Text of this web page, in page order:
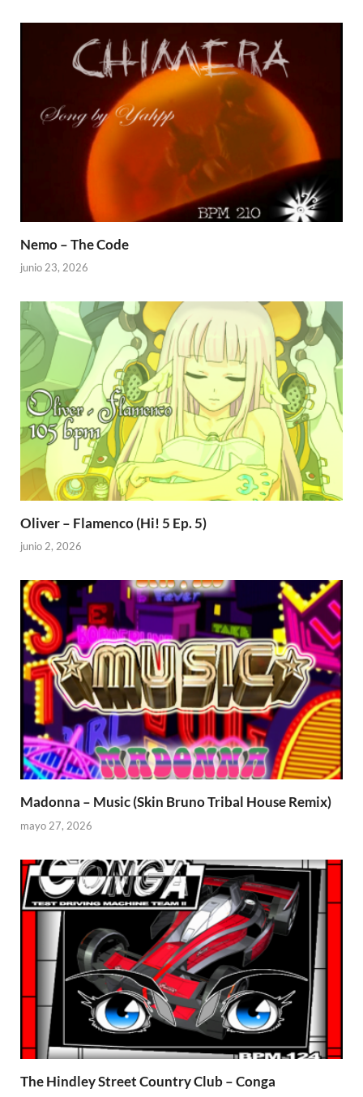
Nemo – The Code
junio 23, 2026
Oliver – Flamenco (Hi! 5 Ep. 5)
junio 2, 2026
Madonna – Music (Skin Bruno Tribal House Remix)
mayo 27, 2026
The Hindley Street Country Club – Conga